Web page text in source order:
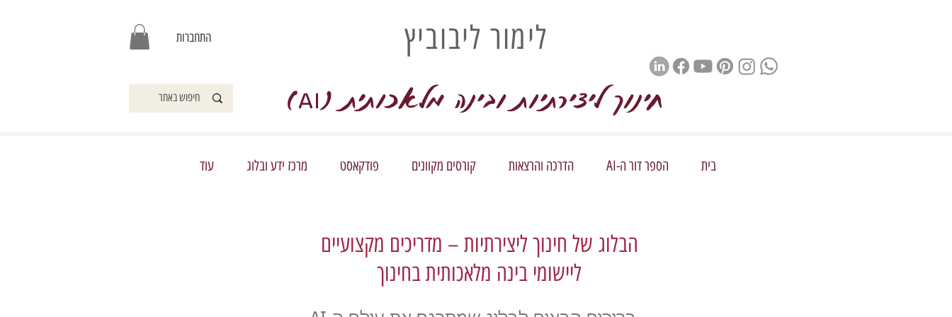
התחברות
חינוך ליצירתיות ובינה מלאכותית ( AI
)
לימור ליבוביץ
בית הספר דור ה-AI הדרכה והרצאות קורסים מקוונים פודקאסט מרכז ידע ובלוג עוד
הבלוג של חינוך ליצירתיות – מדריכים מקצועיים
ליישומי בינה מלאכותית בחינוך